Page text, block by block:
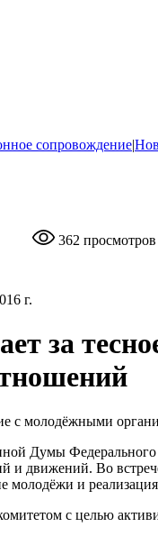
сопровождение|
г.
362 просмотров
за
Думы
и движений. Во
молодёжи и
с целью